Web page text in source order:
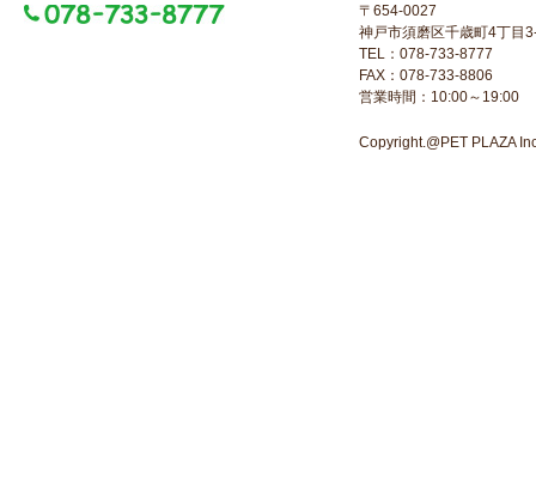
〒654-0027
神戸市須磨区千歳町4丁目
TEL：078-733-8777
FAX：078-733-8806
営業時間：10:00～19:00
Copyright.@PET PLAZA